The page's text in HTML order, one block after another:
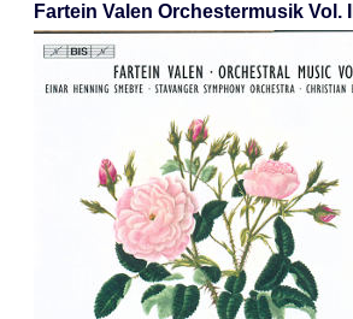
Fartein Valen Orchestermusik Vol. III